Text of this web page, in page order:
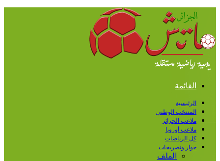
القائمة
الرئيسية
المنتخب الوطني
ملاعب الجزائر
ملاعب أوروبا
كل الرياضات
حوار وتصريحات
الملف